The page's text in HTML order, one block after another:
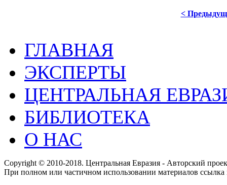
<
ГЛАВНАЯ
ЭКСПЕРТЫ
ЦЕНТРАЛЬНАЯ
БИБЛИОТЕКА
О НАС
Copyright © 2010-2018. Центральная Евразия - Авторский
При полном или частичном использовании материалов ссылка